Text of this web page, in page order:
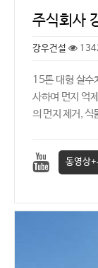
주식회사
강우건설
15톤 대형 살수
사하여 먼지 억
의 먼지 제거, 식
동영상